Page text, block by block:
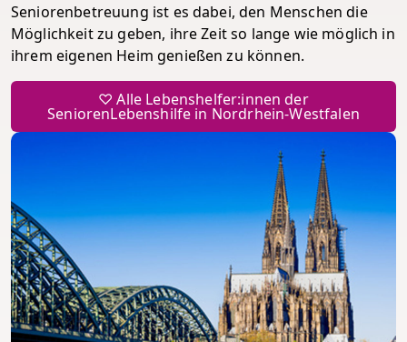
Seniorenbetreuung ist es dabei, den Menschen die
Möglichkeit zu geben, ihre Zeit so lange wie möglich in
ihrem eigenen Heim genießen zu können.
♡ Alle Lebenshelfer:innen der
SeniorenLebenshilfe in Nordrhein-Westfalen